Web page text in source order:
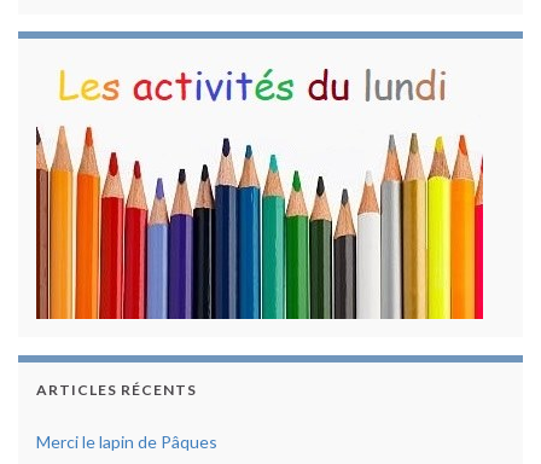
ARTICLES RÉCENTS
Merci le lapin de Pâques